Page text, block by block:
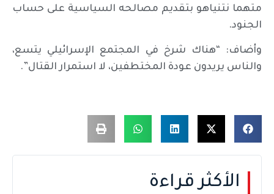
متهما نتنياهو بتقديم مصالحه السياسية على حساب
الجنود.
وأضاف: “هناك شرخ في المجتمع الإسرائيلي يتسع،
والناس يريدون عودة المختطفين، لا استمرار القتال”.
الأكثر قراءة